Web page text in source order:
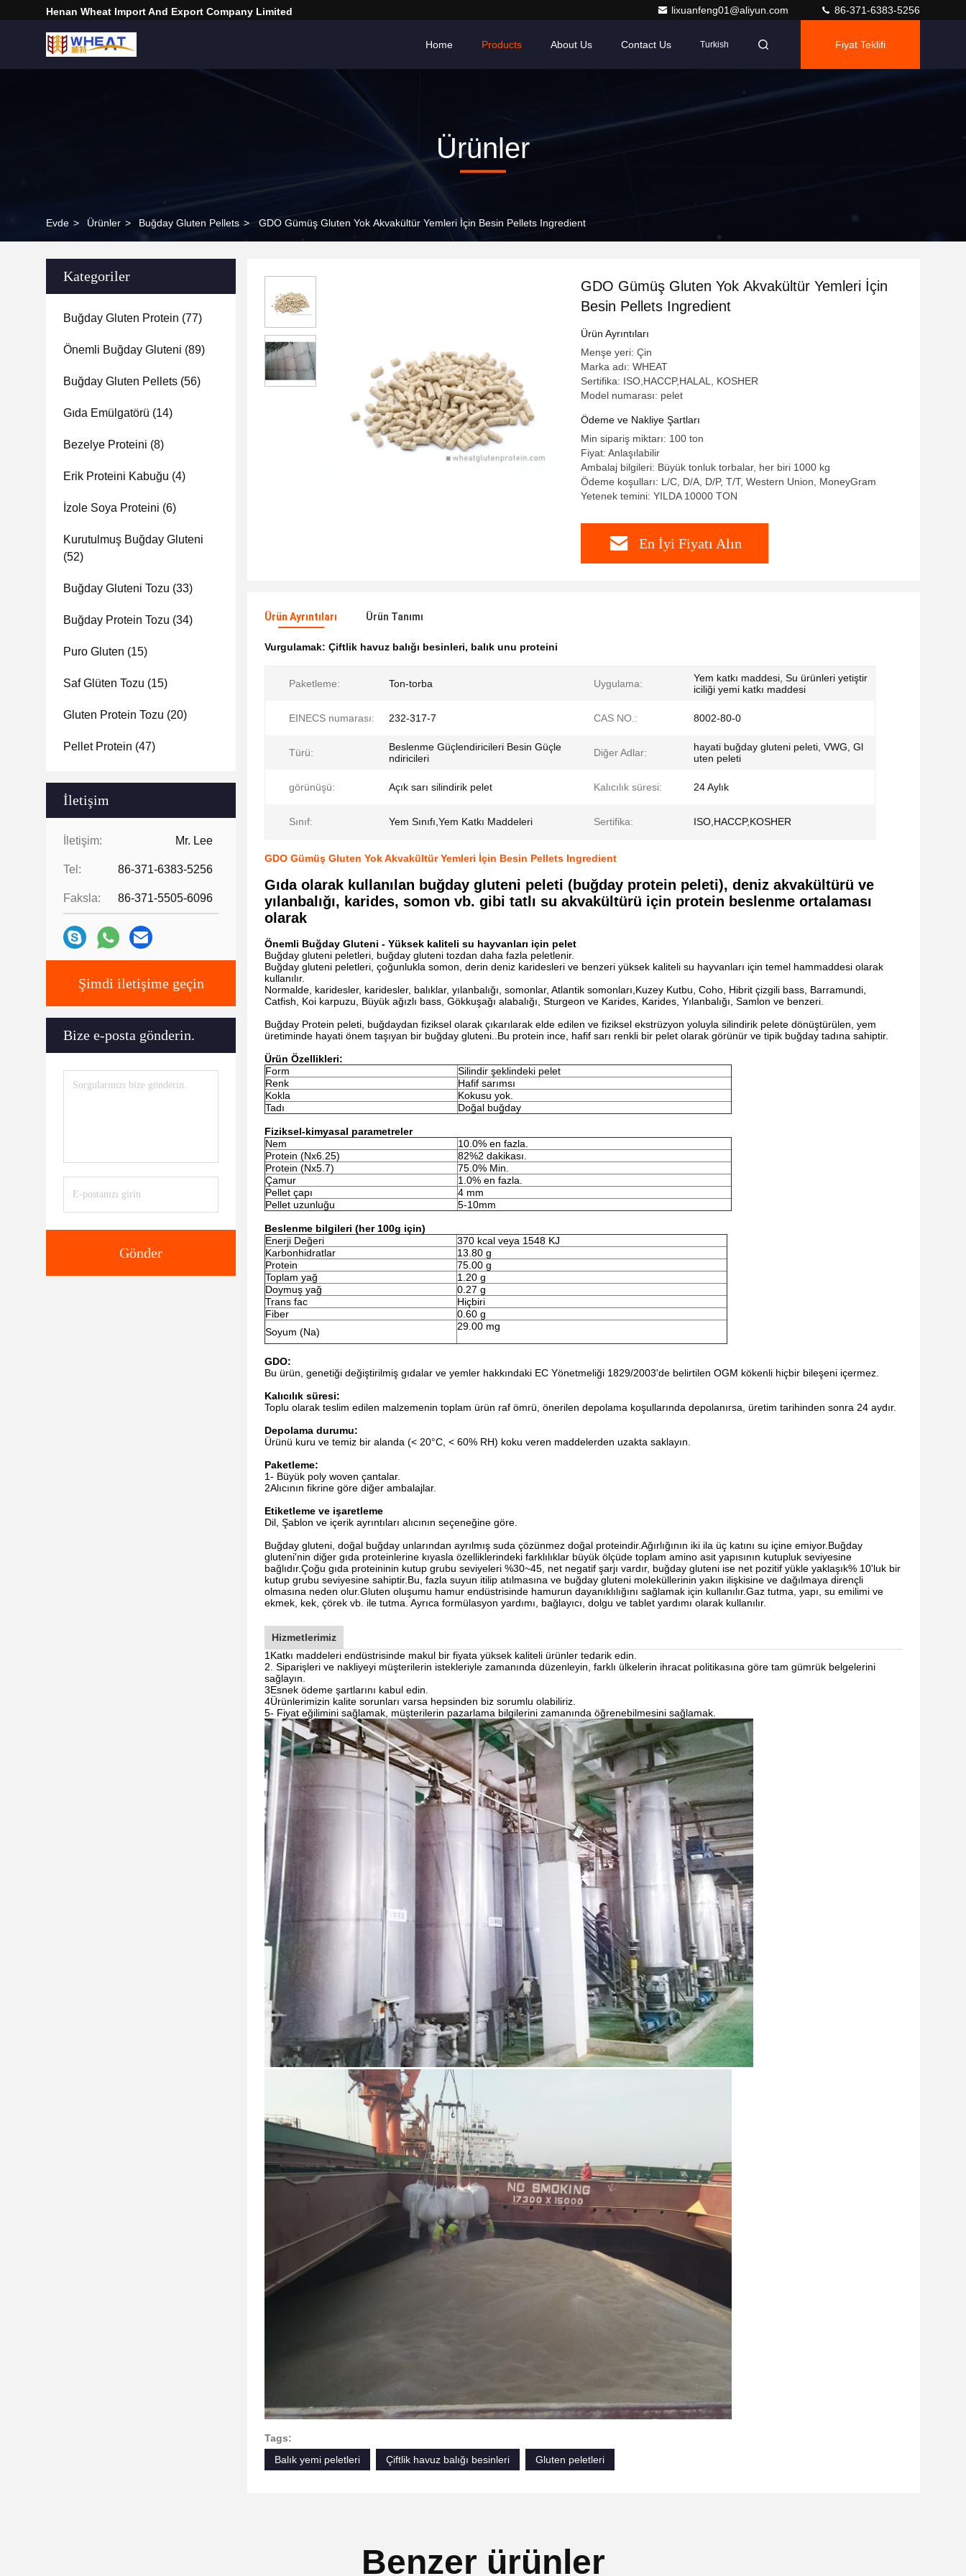
Henan Wheat Import And Export Company Limited lixuanfeng01@aliyun.com 86-371-6383-5256
Home Products About Us Contact Us Turkish Fiyat Teklifi
Ürünler
Evde > Ürünler > Buğday Gluten Pellets > GDO Gümüş Gluten Yok Akvakültür Yemleri İçin Besin Pellets Ingredient
Kategoriler
Buğday Gluten Protein (77)
Önemli Buğday Gluteni (89)
Buğday Gluten Pellets (56)
Gıda Emülgatörü (14)
Bezelye Proteini (8)
Erik Proteini Kabuğu (4)
İzole Soya Proteini (6)
Kurutulmuş Buğday Gluteni
(52)
Buğday Gluteni Tozu (33)
Buğday Protein Tozu (34)
Puro Gluten (15)
Saf Glüten Tozu (15)
Gluten Protein Tozu (20)
Pellet Protein (47)
İletişim
İletişim: Mr. Lee
Tel: 86-371-6383-5256
Faksla: 86-371-5505-6096
Şimdi iletişime geçin
Bize e-posta gönderin.
Gönder
GDO Gümüş Gluten Yok Akvakültür Yemleri İçin
Besin Pellets Ingredient
Ürün Ayrıntıları
Menşe yeri: Çin
Marka adı: WHEAT
Sertifika: ISO,HACCP,HALAL, KOSHER
Model numarası: pelet
Ödeme ve Nakliye Şartları
Min sipariş miktarı: 100 ton
Fiyat: Anlaşılabilir
Ambalaj bilgileri: Büyük tonluk torbalar, her biri 1000 kg
Ödeme koşulları: L/C, D/A, D/P, T/T, Western Union, MoneyGram
Yetenek temini: YILDA 10000 TON
En İyi Fiyatı Alın
Ürün Ayrıntıları Ürün Tanımı
Vurgulamak: Çiftlik havuz balığı besinleri, balık unu proteini
Paketleme: Ton-torba Uygulama:
Yem katkı maddesi, Su ürünleri yetiştir
iciliği yemi katkı maddesi
EINECS numarası: 232-317-7 CAS NO.: 8002-80-0
Türü:
Beslenme Güçlendiricileri Besin Güçle
ndiricileri
Diğer Adlar:
hayati buğday gluteni peleti, VWG, Gl
uten peleti
görünüşü: Açık sarı silindirik pelet Kalıcılık süresi: 24 Aylık
Sınıf: Yem Sınıfı,Yem Katkı Maddeleri Sertifika: ISO,HACCP,KOSHER
GDO Gümüş Gluten Yok Akvakültür Yemleri İçin Besin Pellets Ingredient
Gıda olarak kullanılan buğday gluteni peleti (buğday protein peleti), deniz akvakültürü ve
yılanbalığı, karides, somon vb. gibi tatlı su akvakültürü için protein beslenme ortalaması
olarak
Önemli Buğday Gluteni - Yüksek kaliteli su hayvanları için pelet
Buğday gluteni peletleri, buğday gluteni tozdan daha fazla peletlenir.
Buğday gluteni peletleri, çoğunlukla somon, derin deniz karidesleri ve benzeri yüksek kaliteli su hayvanları için temel hammaddesi olarak
kullanılır.
Normalde, karidesler, karidesler, balıklar, yılanbalığı, somonlar, Atlantik somonları,Kuzey Kutbu, Coho, Hibrit çizgili bass, Barramundi,
Catfish, Koi karpuzu, Büyük ağızlı bass, Gökkuşağı alabalığı, Sturgeon ve Karides, Karides, Yılanbalığı, Samlon ve benzeri.
Buğday Protein peleti, buğdaydan fiziksel olarak çıkarılarak elde edilen ve fiziksel ekstrüzyon yoluyla silindirik pelete dönüştürülen, yem
üretiminde hayati önem taşıyan bir buğday gluteni..Bu protein ince, hafif sarı renkli bir pelet olarak görünür ve tipik buğday tadına sahiptir.
Ürün Özellikleri:
Form
Silindir şeklindeki pelet
Renk
Hafif sarımsı
Kokla
Kokusu yok.
Tadı
Doğal buğday
Fiziksel-kimyasal parametreler
Nem
10.0% en fazla.
Protein (Nx6.25)
82%2 dakikası.
Protein (Nx5.7)
75.0% Min.
Çamur
1.0% en fazla.
Pellet çapı
4 mm
Pellet uzunluğu
5-10mm
Beslenme bilgileri (her 100g için)
Enerji Değeri
370 kcal veya 1548 KJ
Karbonhidratlar
13.80 g
Protein
75.00 g
Toplam yağ
1.20 g
Doymuş yağ
0.27 g
Trans fac
Hiçbiri
Fiber
0.60 g
Soyum (Na)
29.00 mg
GDO:
Bu ürün, genetiği değiştirilmiş gıdalar ve yemler hakkındaki EC Yönetmeliği 1829/2003'de belirtilen OGM kökenli hiçbir bileşeni içermez.
Kalıcılık süresi:
Toplu olarak teslim edilen malzemenin toplam ürün raf ömrü, önerilen depolama koşullarında depolanırsa, üretim tarihinden sonra 24 aydır.
Depolama durumu:
Ürünü kuru ve temiz bir alanda (< 20°C, < 60% RH) koku veren maddelerden uzakta saklayın.
Paketleme:
1- Büyük poly woven çantalar.
2Alıcının fikrine göre diğer ambalajlar.
Etiketleme ve işaretleme
Dil, Şablon ve içerik ayrıntıları alıcının seçeneğine göre.
Buğday gluteni, doğal buğday unlarından ayrılmış suda çözünmez doğal proteindir.Ağırlığının iki ila üç katını su içine emiyor.Buğday
gluteni'nin diğer gıda proteinlerine kıyasla özelliklerindeki farklılıklar büyük ölçüde toplam amino asit yapısının kutupluk seviyesine
bağlıdır.Çoğu gıda proteininin kutup grubu seviyeleri %30~45, net negatif şarjı vardır, buğday gluteni ise net pozitif yükle yaklaşık% 10'luk bir
kutup grubu seviyesine sahiptir.Bu, fazla suyun itilip atılmasına ve buğday gluteni moleküllerinin yakın ilişkisine ve dağılmaya dirençli
olmasına neden olur.Gluten oluşumu hamur endüstrisinde hamurun dayanıklılığını sağlamak için kullanılır.Gaz tutma, yapı, su emilimi ve
ekmek, kek, çörek vb. ile tutma. Ayrıca formülasyon yardımı, bağlayıcı, dolgu ve tablet yardımı olarak kullanılır.
Hizmetlerimiz
1Katkı maddeleri endüstrisinde makul bir fiyata yüksek kaliteli ürünler tedarik edin.
2. Siparişleri ve nakliyeyi müşterilerin istekleriyle zamanında düzenleyin, farklı ülkelerin ihracat politikasına göre tam gümrük belgelerini
sağlayın.
3Esnek ödeme şartlarını kabul edin.
4Ürünlerimizin kalite sorunları varsa hepsinden biz sorumlu olabiliriz.
5- Fiyat eğilimini sağlamak, müşterilerin pazarlama bilgilerini zamanında öğrenebilmesini sağlamak.
Tags:
Balık yemi peletleri
Çiftlik havuz balığı besinleri Gluten peletleri
Benzer ürünler